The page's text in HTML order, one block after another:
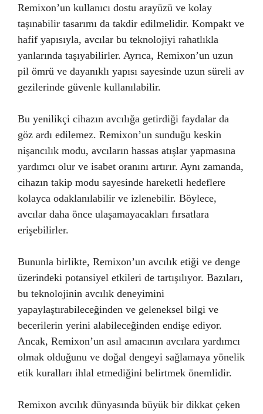
Remixon’un kullanıcı dostu arayüzü ve kolay
taşınabilir tasarımı da takdir edilmelidir. Kompakt ve
hafif yapısıyla, avcılar bu teknolojiyi rahatlıkla
yanlarında taşıyabilirler. Ayrıca, Remixon’un uzun
pil ömrü ve dayanıklı yapısı sayesinde uzun süreli av
gezilerinde güvenle kullanılabilir.
Bu yenilikçi cihazın avcılığa getirdiği faydalar da
göz ardı edilemez. Remixon’un sunduğu keskin
nişancılık modu, avcıların hassas atışlar yapmasına
yardımcı olur ve isabet oranını artırır. Aynı zamanda,
cihazın takip modu sayesinde hareketli hedeflere
kolayca odaklanılabilir ve izlenebilir. Böylece,
avcılar daha önce ulaşamayacakları fırsatlara
erişebilirler.
Bununla birlikte, Remixon’un avcılık etiği ve denge
üzerindeki potansiyel etkileri de tartışılıyor. Bazıları,
bu teknolojinin avcılık deneyimini
yapaylaştırabileceğinden ve geleneksel bilgi ve
becerilerin yerini alabileceğinden endişe ediyor.
Ancak, Remixon’un asıl amacının avcılara yardımcı
olmak olduğunu ve doğal dengeyi sağlamaya yönelik
etik kuralları ihlal etmediğini belirtmek önemlidir.
Remixon avcılık dünyasında büyük bir dikkat çeken